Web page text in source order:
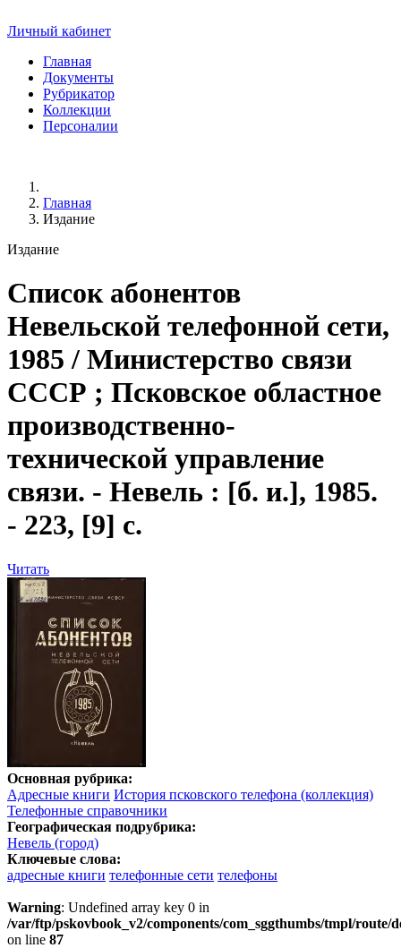
Личный кабинет
Главная
Документы
Рубрикатор
Коллекции
Персоналии
Главная
Издание
Издание
Список абонентов
Невельской телефонной сети,
1985 / Министерство связи
СССР ; Псковское областное
производственно-
технической управление
связи. - Невель : [б. и.], 1985.
- 223, [9] с.
Читать
Основная рубрика:
Адресные книги История псковского телефона (коллекция)
Телефонные справочники
Географическая подрубрика:
Невель (город)
Ключевые слова:
адресные книги телефонные сети телефоны
Warning: Undefined array key 0 in
/var/ftp/pskovbook_v2/components/com_sggthumbs/tmpl/route/
on line 87